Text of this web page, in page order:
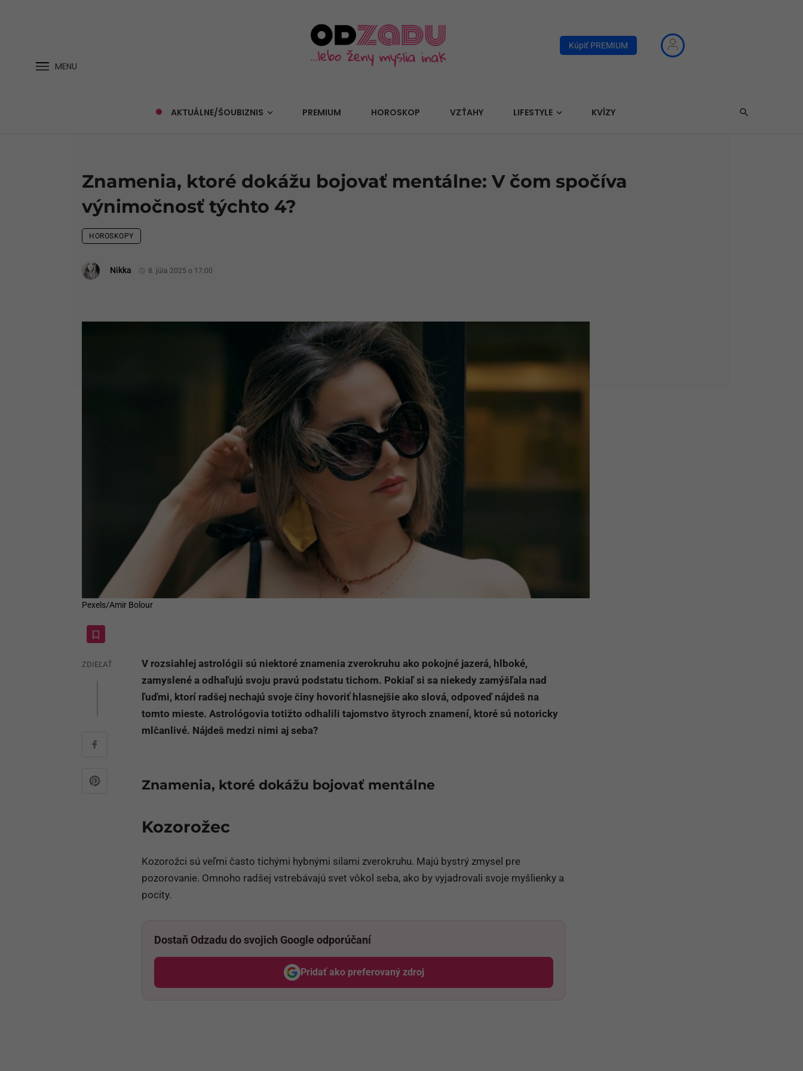
MENU
Kúpiť PREMIUM
AKTUÁLNE/ŠOUBIZNIS PREMIUM HOROSKOP VZŤAHY LIFESTYLE KVÍZY
Znamenia, ktoré dokážu bojovať mentálne: V čom spočíva
výnimočnosť týchto 4?
HOROSKOPY
Nikka 8. júla 2025 o 17:00
Pexels/Amir Bolour
ZDIEĽAŤ
V rozsiahlej astrológii sú niektoré znamenia zverokruhu ako pokojné jazerá, hlboké,
zamyslené a odhaľujú svoju pravú podstatu tichom. Pokiaľ si sa niekedy zamýšľala nad
ľuďmi, ktorí radšej nechajú svoje činy hovoriť hlasnejšie ako slová, odpoveď nájdeš na
tomto mieste. Astrológovia totižto odhalili tajomstvo štyroch znamení, ktoré sú notoricky
mlčanlivé. Nájdeš medzi nimi aj seba?
Znamenia, ktoré dokážu bojovať mentálne
Kozorožec
Kozorožci sú veľmi často tichými hybnými silami zverokruhu. Majú bystrý zmysel pre
pozorovanie. Omnoho radšej vstrebávajú svet vôkol seba, ako by vyjadrovali svoje myšlienky a
pocity.
Dostaň Odzadu do svojich Google odporúčaní
Pridať ako preferovaný zdroj
Odzadu, odkaz sa otvorí v novom okne